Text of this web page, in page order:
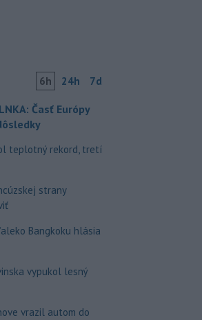
6h 24h 7d
Časť Európy
teplotný rekord, tretí
strany
Bangkoku hlásia
vypukol lesný
vrazil autom do